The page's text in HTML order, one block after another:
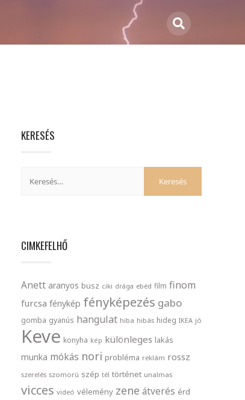
KERESÉS
CIMKEFELHŐ
Anett aranyos busz ciki drága ebéd film finom
furcsa fénykép fényképezés gabo
gomba gyanús hangulat hiba hibás hideg IKEA jó
Keve konyha kép különleges lakás
munka mókás nori probléma reklám rossz
szerelés szomorú szép tél történet unalmas
vicces videó vélemény zene átverés érd